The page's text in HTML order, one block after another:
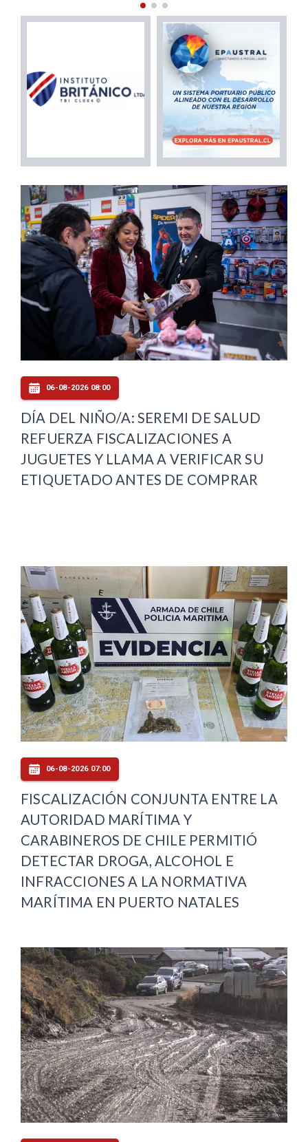
06-08-2026 08:00
DÍA DEL NIÑO/A: SEREMI DE SALUD
REFUERZA FISCALIZACIONES A
JUGUETES Y LLAMA A VERIFICAR SU
ETIQUETADO ANTES DE COMPRAR
06-08-2026 07:00
FISCALIZACIÓN CONJUNTA ENTRE LA
AUTORIDAD MARÍTIMA Y
CARABINEROS DE CHILE PERMITIÓ
DETECTAR DROGA, ALCOHOL E
INFRACCIONES A LA NORMATIVA
MARÍTIMA EN PUERTO NATALES